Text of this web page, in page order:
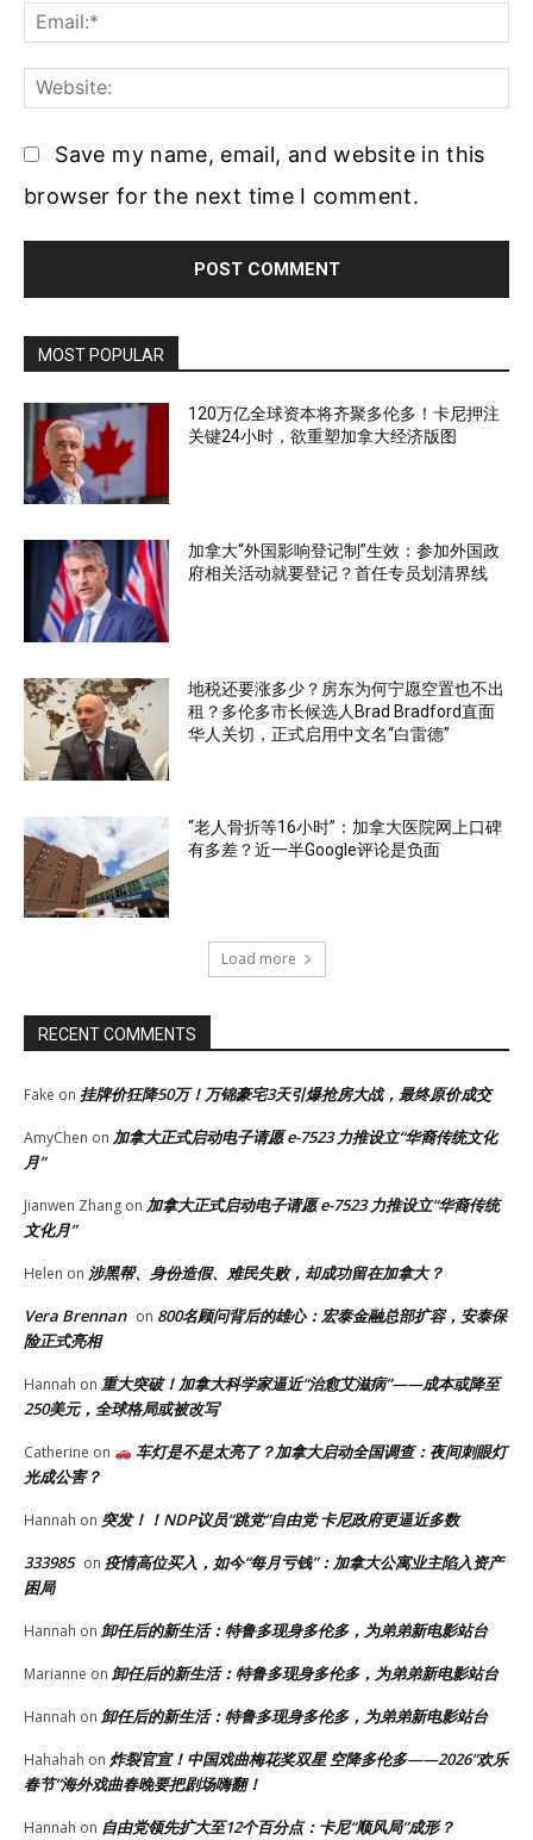
Save my name, email, and website in this
browser for the next time I comment.
MOST POPULAR
120万亿全球资本将齐聚多伦多！卡尼押注
关键24小时，欲重塑加拿大经济版图
加拿大“外国影响登记制”生效：参加外国政
府相关活动就要登记？首任专员划清界线
地税还要涨多少？房东为何宁愿空置也不出
租？多伦多市长候选人Brad Bradford直面
华人关切，正式启用中文名“白雷德”
“老人骨折等16小时”：加拿大医院网上口碑
有多差？近一半Google评论是负面
Load more
RECENT COMMENTS
Fake on 挂牌价狂降50万！万锦豪宅3天引爆抢房大战，最终原价成交
AmyChen on 加拿大正式启动电子请愿 e-7523 力推设立“华裔传统文化
月”
Jianwen Zhang on 加拿大正式启动电子请愿 e-7523 力推设立“华裔传统
文化月”
Helen on 涉黑帮、身份造假、难民失败，却成功留在加拿大？
Vera Brennan on 800名顾问背后的雄心：宏泰金融总部扩容，安泰保
险正式亮相
Hannah on 重大突破！加拿大科学家逼近“治愈艾滋病”——成本或降至
250美元，全球格局或被改写
Catherine on
车灯是不是太亮了？加拿大启动全国调查：夜间刺眼灯
光成公害？
Hannah on 突发！！NDP议员“跳党”自由党 卡尼政府更逼近多数
333985 on 疫情高位买入，如今“每月亏钱”：加拿大公寓业主陷入资产
困局
Hannah on 卸任后的新生活：特鲁多现身多伦多，为弟弟新电影站台
Marianne on 卸任后的新生活：特鲁多现身多伦多，为弟弟新电影站台
Hannah on 卸任后的新生活：特鲁多现身多伦多，为弟弟新电影站台
Hahahah on 炸裂官宣！中国戏曲梅花奖双星 空降多伦多——2026“欢乐
春节”海外戏曲春晚要把剧场嗨翻！
Hannah on 自由党领先扩大至12个百分点：卡尼“顺风局”成形？